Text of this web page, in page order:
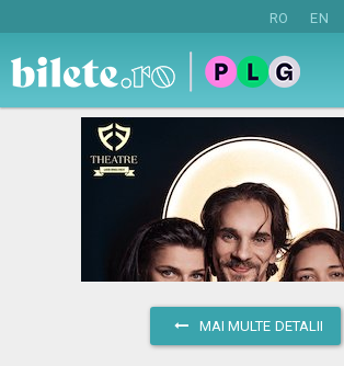
RO EN
MAI MULTE DETALII